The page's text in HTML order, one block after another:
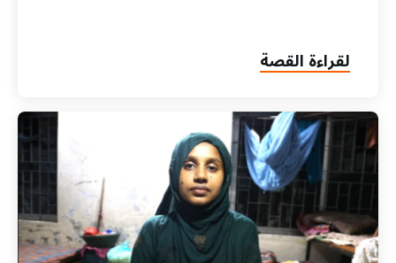
لقراءة القصة